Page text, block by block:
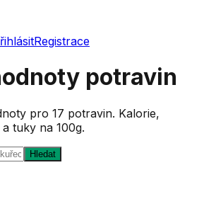
Registrace
potravin
pro 17 potravin. Kalorie,
tuky na 100g.
Hledat